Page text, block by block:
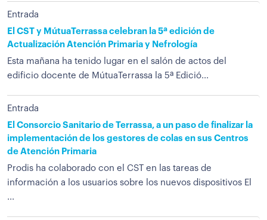
Entrada
El CST y MútuaTerrassa celebran la 5ª edición de
Actualización Atención Primaria y Nefrología
Esta mañana ha tenido lugar en el salón de actos del
edificio docente de MútuaTerrassa la 5ª Edició...
Entrada
El Consorcio Sanitario de Terrassa, a un paso de finalizar la
implementación de los gestores de colas en sus Centros
de Atención Primaria
Prodis ha colaborado con el CST en las tareas de
información a los usuarios sobre los nuevos dispositivos El
...